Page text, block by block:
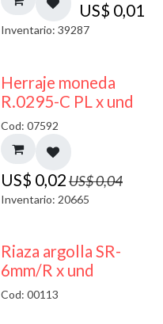
US$ 0,01
Inventario: 39287
50% DESCUENTO
Herraje moneda
R.0295-C PL x und
Cod: 07592
US$ 0,02US$0,04
Inventario: 20665
Riaza argolla SR-
6mm/R x und
Cod: 00113